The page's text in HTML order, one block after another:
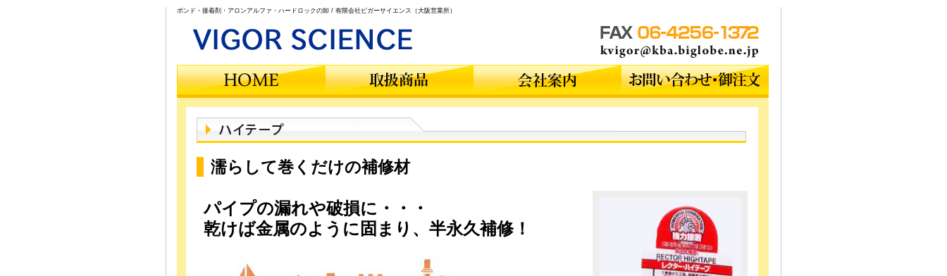
ボンド・接着剤・アロンアルファ・ハードロックの卸 / 有限会社ビガーサイエンス（大阪営業所）
濡らして巻くだけの補修材
パイプの漏れや破損に・・・
乾けば金属のように固まり、半永久補修！